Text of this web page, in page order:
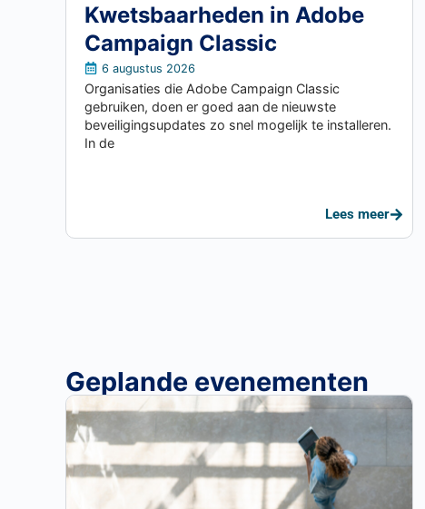
Kwetsbaarheden in Adobe
Campaign Classic
6 augustus 2026
Organisaties die Adobe Campaign Classic
gebruiken, doen er goed aan de nieuwste
beveiligingsupdates zo snel mogelijk te installeren.
In de
Lees meer
Geplande evenementen